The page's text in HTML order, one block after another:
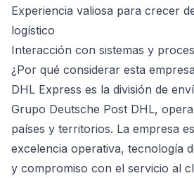
Experiencia valiosa para crecer
logístico
Interacción con sistemas y
¿Por qué considerar esta
DHL Express es la división de
Grupo Deutsche Post DHL,
países y territorios. La empresa
excelencia operativa, tecnología
y compromiso con el servicio al